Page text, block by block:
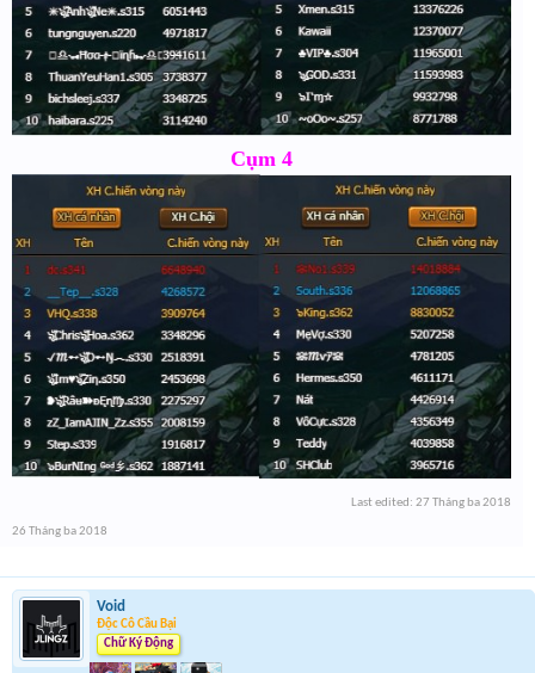
Cụm 4
Last edited: 27 Tháng ba 2018
26 Tháng ba 2018
Void
Độc Cô Cầu Bại
Chữ Ký Động